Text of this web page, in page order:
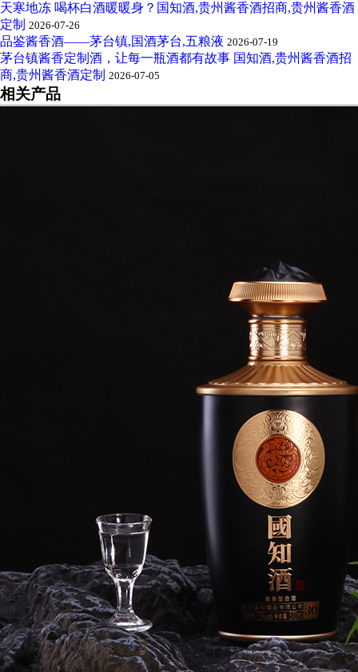
天寒地冻 喝杯白酒暖暖身？国知酒,贵州酱香酒招商,贵州酱香酒
定制 2026-07-26
品鉴酱香酒——茅台镇,国酒茅台,五粮液 2026-07-19
茅台镇酱香定制酒，让每一瓶酒都有故事 国知酒,贵州酱香酒招
商,贵州酱香酒定制 2026-07-05
相关产品